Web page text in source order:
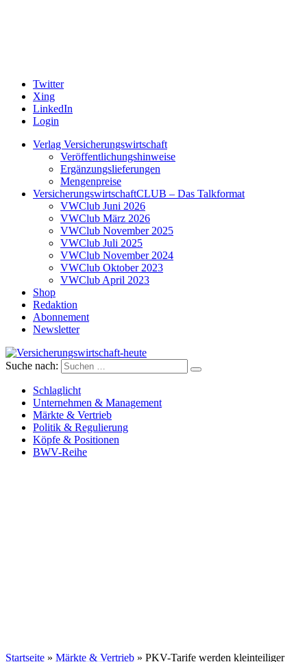
Twitter
Xing
LinkedIn
Login
Verlag Versicherungswirtschaft
Veröffentlichungshinweise
Ergänzungslieferungen
Mengenpreise
VersicherungswirtschaftCLUB – Das Talkformat
VWClub Juni 2026
VWClub März 2026
VWClub November 2025
VWClub Juli 2025
VWClub November 2024
VWClub Oktober 2023
VWClub April 2023
Shop
Redaktion
Abonnement
Newsletter
Versicherungswirtschaft-heute
Suche nach:
Schlaglicht
Unternehmen & Management
Märkte & Vertrieb
Politik & Regulierung
Köpfe & Positionen
BWV-Reihe
Startseite » Märkte & Vertrieb » PKV-Tarife werden kleinteiliger